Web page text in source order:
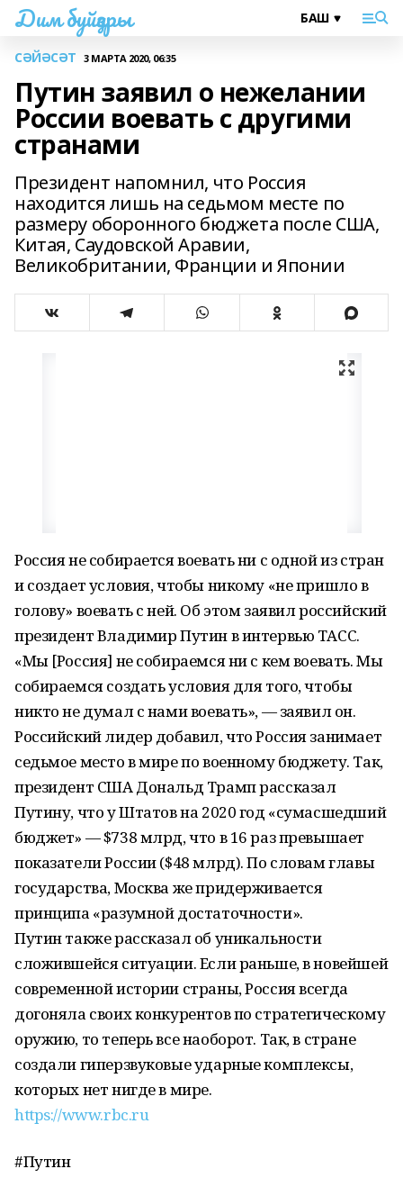
Дим буйҙары
СӘЙӘСӘТ 3 МАРТА 2020, 06:35
Путин заявил о нежелании
России воевать с другими
странами
Президент напомнил, что Россия
находится лишь на седьмом месте по
размеру оборонного бюджета после США,
Китая, Саудовской Аравии,
Великобритании, Франции и Японии
Россия не собирается воевать ни с одной из стран
и создает условия, чтобы никому «не пришло в
голову» воевать с ней. Об этом заявил российский
президент Владимир Путин в интервью ТАСС.
«Мы [Россия] не собираемся ни с кем воевать. Мы
собираемся создать условия для того, чтобы
никто не думал с нами воевать», — заявил он.
Российский лидер добавил, что Россия занимает
седьмое место в мире по военному бюджету. Так,
президент США Дональд Трамп рассказал
Путину, что у Штатов на 2020 год «сумасшедший
бюджет» — $738 млрд, что в 16 раз превышает
показатели России ($48 млрд). По словам главы
государства, Москва же придерживается
принципа «разумной достаточности».
Путин также рассказал об уникальности
сложившейся ситуации. Если раньше, в новейшей
современной истории страны, Россия всегда
догоняла своих конкурентов по стратегическому
оружию, то теперь все наоборот. Так, в стране
создали гиперзвуковые ударные комплексы,
которых нет нигде в мире.
https://www.rbc.ru
#Путин